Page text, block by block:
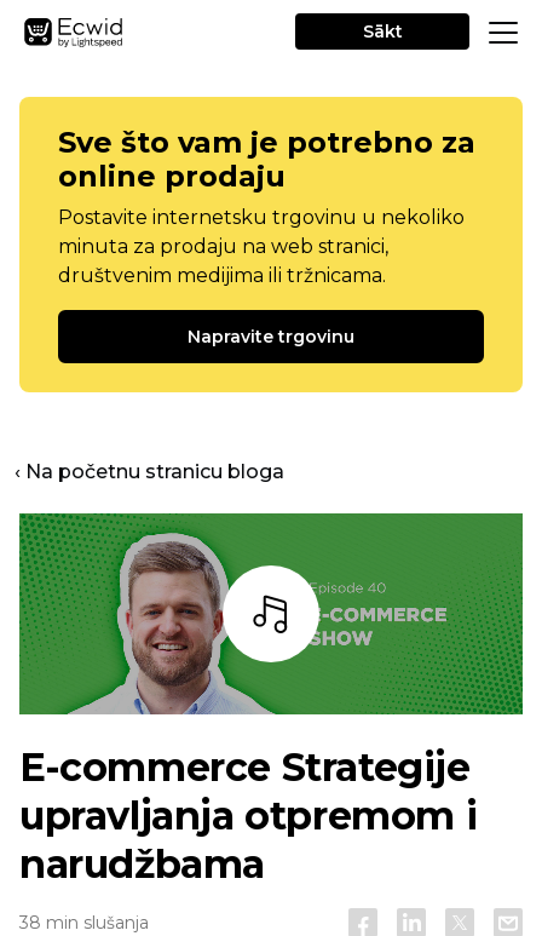
Sākt
Sve što vam je potrebno za
online prodaju
Postavite internetsku trgovinu u nekoliko
minuta za prodaju na web stranici,
društvenim medijima ili tržnicama.
Napravite trgovinu
‹ Na početnu stranicu bloga
Slušaj
E-commerce Strategije
upravljanja otpremom i
narudžbama
38 min slušanja